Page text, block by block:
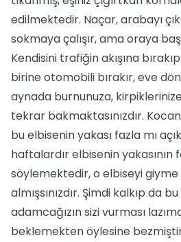
edilmektedir. Naçar, arabayı
sokmaya çalışır, ama oraya
Kendisini trafiğin akışına
birine otomobili bırakır, eve
aynada burnunuza,
tekrar bakmaktasınızdır.
bu elbisenin yakası fazla mı
haftalardır elbisenin yakasının
söylemektedir, o elbiseyi
almışsınızdır. Şimdi kalkıp da
adamcağızın sizi vurması
beklemekten öylesine bezmiştir